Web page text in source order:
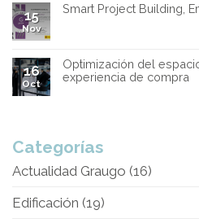
15
Nov
Smart Project Building,
16
Oct
Optimización del
experiencia de compra
Categorías
Actualidad Graugo (16)
Edificación (19)